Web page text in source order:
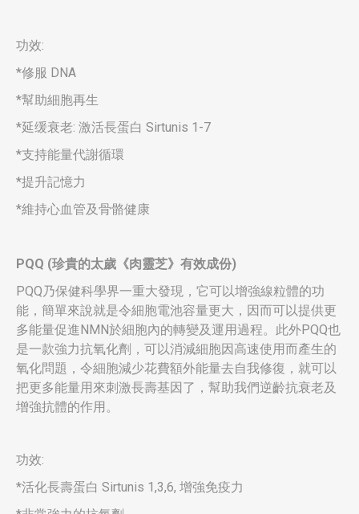
功效:
*修服 DNA
*幫助細胞再生
*延缓衰老: 激活長蛋白 Sirtunis 1-7
*支持能量代謝循環
*提升記憶力
*維持心血管及骨骼健康
PQQ (珍貴的太歲《肉靈芝》有效成份)
PQQ乃保健科學界一重大發現，它可以增強線粒體的功
能，簡單來說就是令細胞電池容量更大，因而可以提供更
多能量促進NMN於細胞內的轉變及運用過程。此外PQQ也
是一款強力抗氧化劑，可以消減細胞因高速使用而產生的
氧化問題，令細胞減少花費額外能量去自我修復，就可以
把更多能量用來刺激長壽基因了，幫助我們逆齡抗衰老及
增強抗體的作用。
功效:
*活化長壽蛋白 Sirtunis 1,3,6, 增強免疫力